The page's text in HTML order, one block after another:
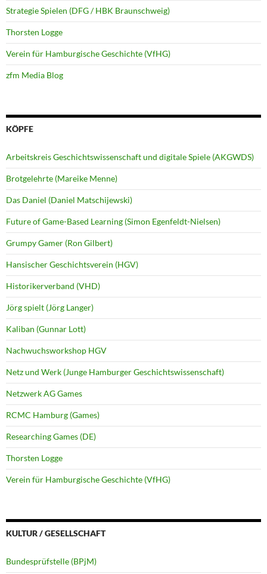
Strategie Spielen (DFG / HBK Braunschweig)
Thorsten Logge
Verein für Hamburgische Geschichte (VfHG)
zfm Media Blog
KÖPFE
Arbeitskreis Geschichtswissenschaft und digitale Spiele (AKGWDS)
Brotgelehrte (Mareike Menne)
Das Daniel (Daniel Matschijewski)
Future of Game-Based Learning (Simon Egenfeldt-Nielsen)
Grumpy Gamer (Ron Gilbert)
Hansischer Geschichtsverein (HGV)
Historikerverband (VHD)
Jörg spielt (Jörg Langer)
Kaliban (Gunnar Lott)
Nachwuchsworkshop HGV
Netz und Werk (Junge Hamburger Geschichtswissenschaft)
Netzwerk AG Games
RCMC Hamburg (Games)
Researching Games (DE)
Thorsten Logge
Verein für Hamburgische Geschichte (VfHG)
KULTUR / GESELLSCHAFT
Bundesprüfstelle (BPjM)